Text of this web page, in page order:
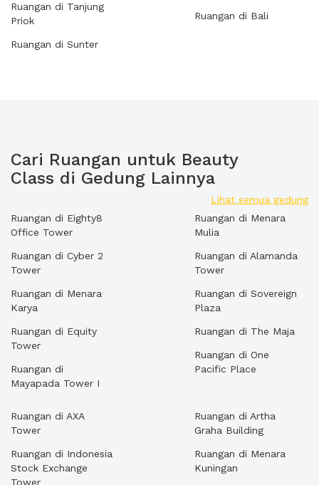
Ruangan di Tanjung
Priok
Ruangan di Sunter
Ruangan di Bali
Cari Ruangan untuk Beauty
Class di Gedung Lainnya
Lihat semua gedung
Ruangan di Eighty8
Office Tower
Ruangan di Cyber 2
Tower
Ruangan di Menara
Karya
Ruangan di Equity
Tower
Ruangan di
Mayapada Tower I
Ruangan di Menara
Mulia
Ruangan di Alamanda
Tower
Ruangan di Sovereign
Plaza
Ruangan di The Maja
Ruangan di One
Pacific Place
Ruangan di AXA
Tower
Ruangan di Indonesia
Stock Exchange
Tower
Ruangan di Artha
Graha Building
Ruangan di Menara
Kuningan